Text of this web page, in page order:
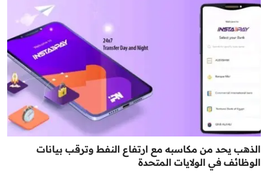
الذهب يحد من مكاسبه مع ارتفاع النفط وترقب بيانات
الوظائف في الولايات المتحدة